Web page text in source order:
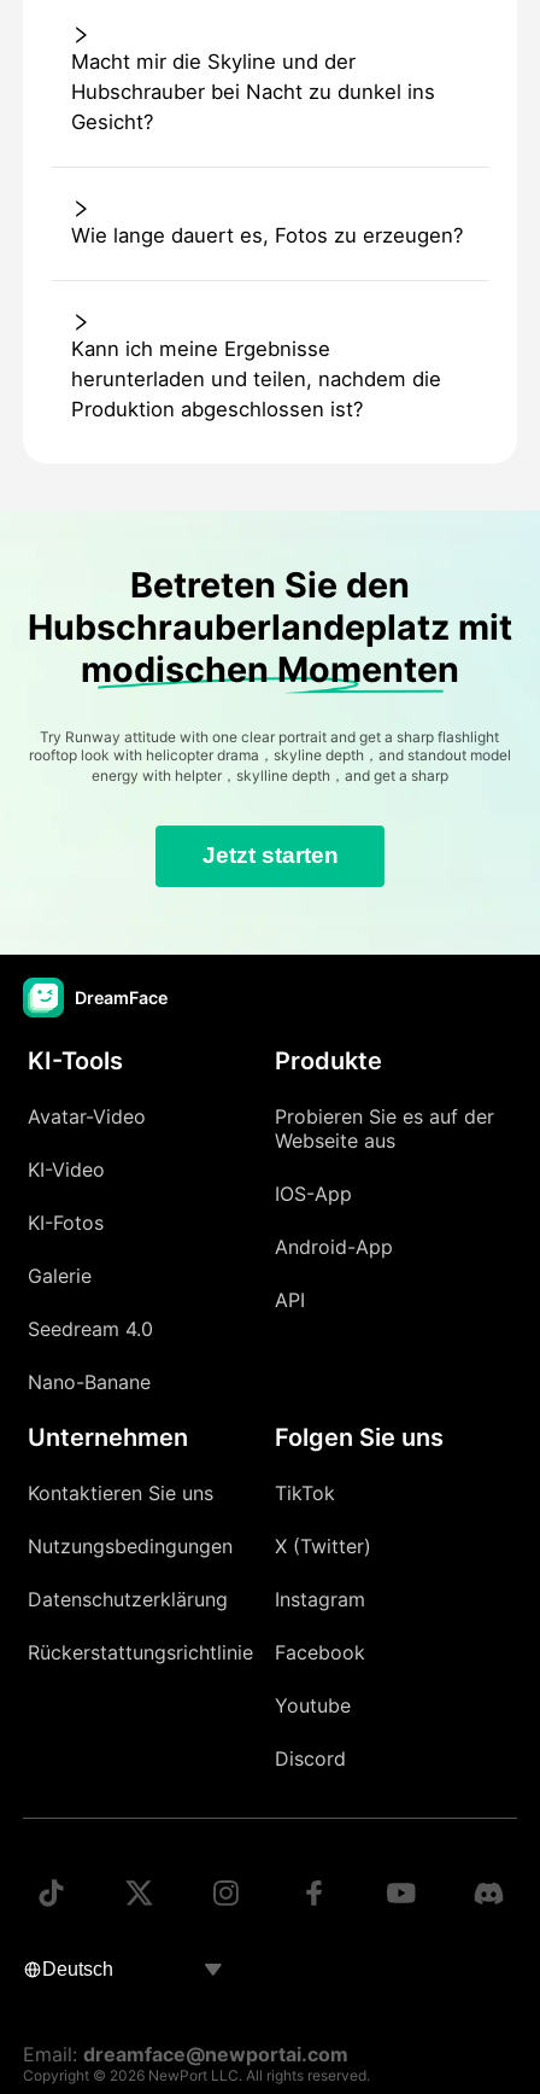
Macht mir die Skyline und der
Hubschrauber bei Nacht zu dunkel ins
Gesicht?
Wie lange dauert es, Fotos zu erzeugen?
Kann ich meine Ergebnisse
herunterladen und teilen, nachdem die
Produktion abgeschlossen ist?
Betreten Sie den
Hubschrauberlandeplatz mit
modischen Momenten
Try Runway attitude with one clear portrait and get a sharp flashlight
rooftop look with helicopter drama，skyline depth，and standout model
energy with helpter，skylline depth，and get a sharp
Jetzt starten
DreamFace
KI-Tools
Avatar-Video
KI-Video
KI-Fotos
Galerie
Seedream 4.0
Nano-Banane
Produkte
Probieren Sie es auf der
Webseite aus
IOS-App
Android-App
API
Unternehmen
Kontaktieren Sie uns
Nutzungsbedingungen
Datenschutzerklärung
Rückerstattungsrichtlinie
Folgen Sie uns
TikTok
X (Twitter)
Instagram
Facebook
Youtube
Discord
Email:dreamface@newportai.com
Copyright © 2026 NewPort LLC. All rights reserved.